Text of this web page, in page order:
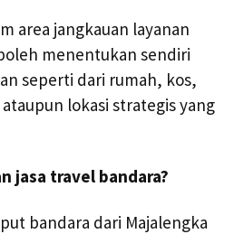
area jangkauan layanan
menentukan sendiri
seperti dari rumah, kos,
lokasi strategis yang
jasa travel bandara?
bandara dari Majalengka